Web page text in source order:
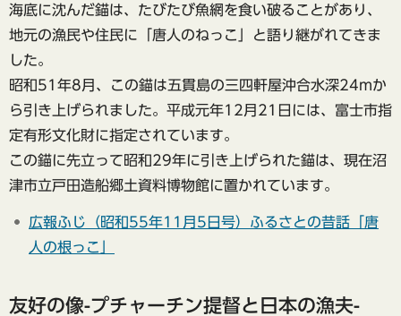
海底に沈んだ錨は、たびたび魚網を食い破ることがあり、
地元の漁民や住民に「唐人のねっこ」と語り継がれてきま
した。
昭和51年8月、この錨は五貫島の三四軒屋沖合水深24mか
ら引き上げられました。平成元年12月21日には、富士市指
定有形文化財に指定されています。
この錨に先立って昭和29年に引き上げられた錨は、現在沼
津市立戸田造船郷土資料博物館に置かれています。
広報ふじ（昭和55年11月5日号）ふるさとの昔話「唐
人の根っこ」
友好の像-プチャーチン提督と日本の漁夫-